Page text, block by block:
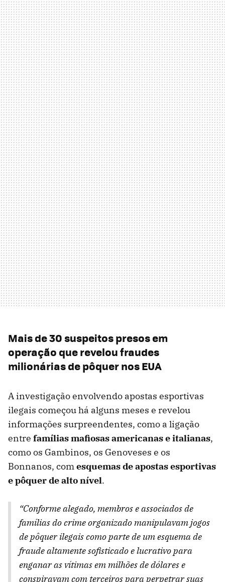
Mais de 30 suspeitos presos em
operação que revelou fraudes
milionárias de pôquer nos EUA
A investigação envolvendo apostas esportivas
ilegais começou há alguns meses e revelou
informações surpreendentes, como a ligação
entre famílias mafiosas americanas e italianas,
como os Gambinos, os Genoveses e os
Bonnanos, comesquemas de apostas esportivas
e pôquer de alto nível.
“Conforme alegado, membros e associados de
famílias do crime organizado manipulavam jogos
de pôquer ilegais como parte de um esquema de
fraude altamente sofisticado e lucrativo para
enganar as vítimas em milhões de dólares e
conspiravam com terceiros para perpetrar suas